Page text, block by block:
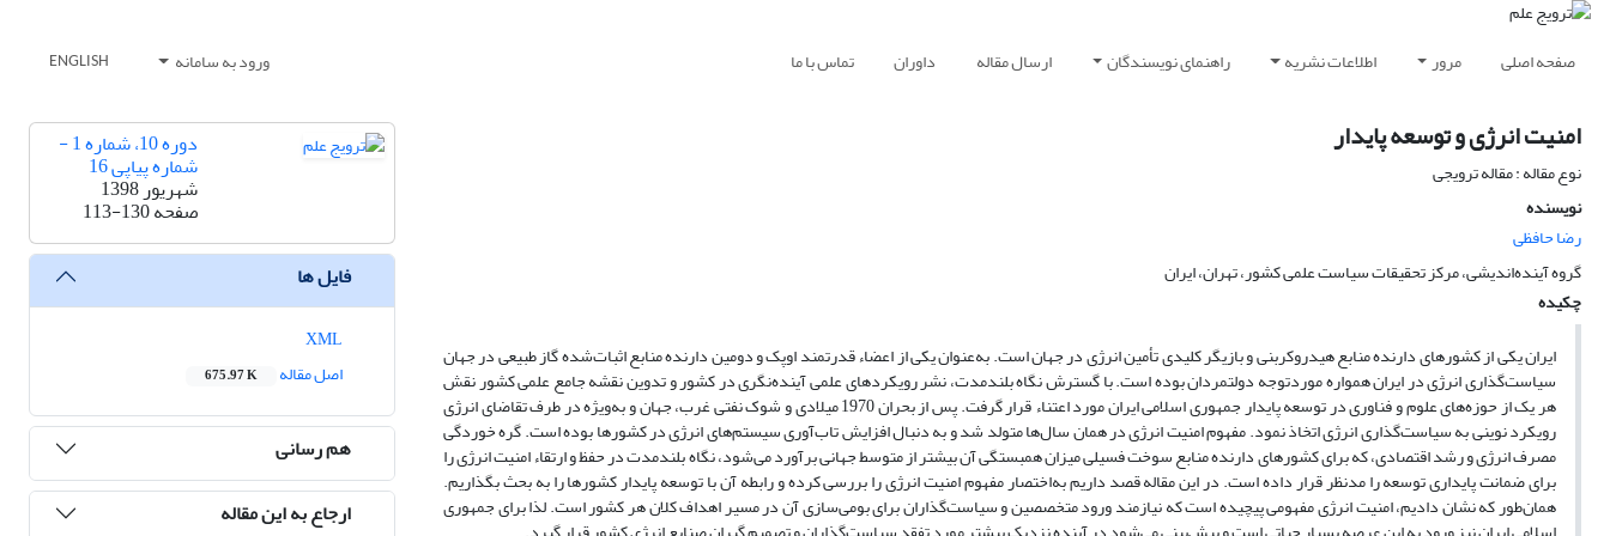
صفحه اصلی مرور اطلاعات نشریه راهنمای نویسندگان ارسال مقاله داوران تماس با ما ورود به سامانه ENGLISH
امنیت انرژی و توسعه پایدار
نوع مقاله : مقاله ترویجی
نویسنده
رضا حافظی
گروه آینده‌اندیشی، مرکز تحقیقات سیاست علمی کشور، تهران، ایران
چکیده
ایران یکی از کشورهای دارنده منابع هیدروکربنی و بازیگر کلیدی تأمین انرژی در جهان است. به‌عنوان یکی از اعضاء قدرتمند اوپک و دومین ­دارنده منابع اثبات‌شده گاز طبیعی در جهان
سیاست‌گذاری انرژی در ایران همواره موردتوجه دولتمردان بوده است. با گسترش نگاه بلندمدت، نشر رویکردهای علمی آینده‌نگری در کشور و تدوین نقشه جامع علمی کشور نقش
هر یک از حوزه‌های علوم و فناوری در توسعه پایدار جمهوری اسلامی ایران مورد اعتناء قرار گرفت. پس از بحران‌ 1970 میلادی و شوک نفتی غرب، جهان و به‌ویژه در طرف تقاضای انرژی
رویکرد نوینی به سیاست‌گذاری انرژی اتخاذ نمود. مفهوم امنیت انرژی در همان سال‌ها متولد شد و به دنبال افزایش تاب‌آوری سیستم‌های انرژی در کشورها بوده است. گره خوردگی
مصرف انرژی و رشد اقتصادی، که برای کشورهای دارنده منابع سوخت فسیلی میزان همبستگی آن بیشتر از متوسط جهانی برآورد می‌شود، نگاه بلندمدت در حفظ و ارتقاء امنیت انرژی را
برای ضمانت پایداری توسعه را مدنظر قرار داده است. در این مقاله قصد داریم به‌اختصار مفهوم امنیت انرژی را بررسی کرده و رابطه آن با توسعه پایدار کشورها را به بحث بگذاریم.
همان‌طور که نشان دادیم، امنیت انرژی مفهومی پیچیده است که نیازمند ورود متخصصین و سیاست‌گذاران برای بومی‌سازی آن در مسیر اهداف کلان هر کشور است. لذا برای جمهوری
دوره 10، شماره 1 -
شماره پیاپی 16
شهریور 1398
صفحه113-130
فایل ها
اصل مقاله
675.97 K
هم رسانی
ارجاع به این مقاله